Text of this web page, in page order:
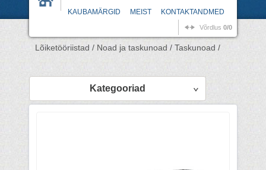
KAUBAMÄRGID
MEIST KONTAKTANDMED
Võrdlus 0/0
Lõiketööriistad / Noad ja taskunoad / Taskunoad /
Kategooriad